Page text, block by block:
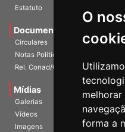
O
forma a
Estatuto
Documentos
Circulares
Notas Políticas
Rel. Conad/Congresso
Mídias
Galerias
Vídeos
Imagens